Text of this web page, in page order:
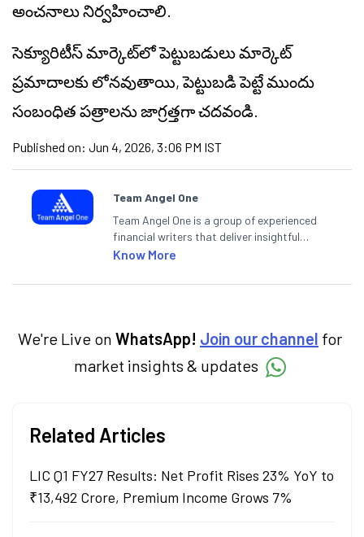
అంచనాలు నిర్వహించాలి.
సెక్యూరిటీస్ మార్కెట్‌లో పెట్టుబడులు మార్కెట్
ప్రమాదాలకు లోనవుతాయి, పెట్టుబడి పెట్టే ముందు
సంబంధిత పత్రాలను జాగ్రత్తగా చదవండి.
Published on: Jun 4, 2026, 3:06 PM IST
Team Angel One
Team Angel One is a group of experienced
financial writers that deliver insightful
articles on the stock market, IPO, economy,
categories.
Know More
We're Live on WhatsApp! Join our channel for
market insights & updates
Related Articles
LIC Q1 FY27 Results: Net Profit Rises 23% YoY to
₹13,492 Crore, Premium Income Grows 7%